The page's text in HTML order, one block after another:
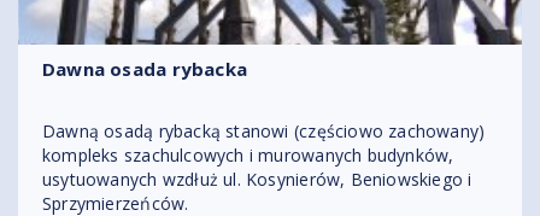
Dawna osada rybacka
Dawną osadą rybacką stanowi (częściowo zachowany)
kompleks szachulcowych i murowanych budynków,
usytuowanych wzdłuż ul. Kosynierów, Beniowskiego i
Sprzymierzeńców.